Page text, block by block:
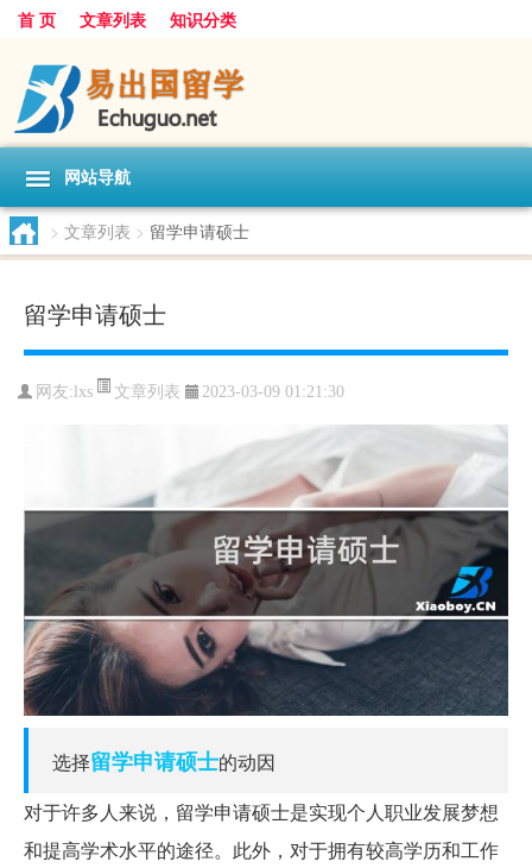
首 页 文章列表 知识分类
网站导航
> 文章列表 > 留学申请硕士
留学申请硕士
网友: lxs 文章列表 2023-03-09 01:21:30
选择留学申请硕士的动因
对于许多人来说，留学申请硕士是实现个人职业发展梦想
和提高学术水平的途径。此外，对于拥有较高学历和工作